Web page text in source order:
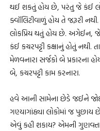
થઈ શકતું હોય છે, પરંતુ જે કંઈ
ક્વૉલિટીવાળું હોય તે જરૂરી
લોકપ્રિય થતું હોય છે. અગેઈન,
કંઈ કચરપટ્ટી કક્ષાનું હોતું નથી.
મેળવનારા સર્જકો બે પ્રકારના
બે, કચરપટ્ટી કામ કરનારા.
હવે આની સામેના છેડે જઈને
ગણ્યાગાંઠ્યા લોકોમાં જ
એવું કહી શકાય? એમની